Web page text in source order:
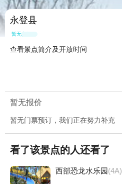
永登县
暂无点评
查看景点简介及开放时间
暂无报价
暂无门票预订，我们正在努力补充
看了该景点的人还看了
西部恐龙水乐园(4A)